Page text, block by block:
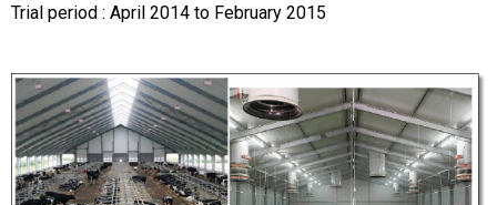
Trial period : April 2014 to February 2015